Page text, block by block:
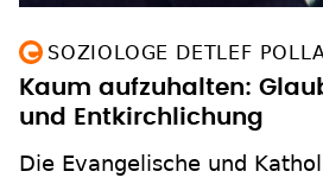
SOZIOLOGE DETLEF
Kaum aufzuhalten:
und Entkirchlichung
Die Evangelische und